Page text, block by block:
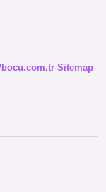
bocu.com.tr Sitemap